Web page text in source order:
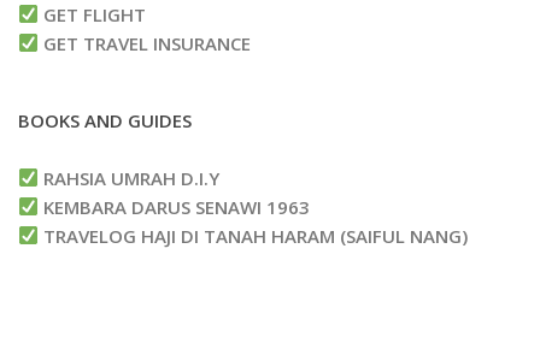
GET FLIGHT
GET TRAVEL INSURANCE
BOOKS AND GUIDES
RAHSIA UMRAH D.I.Y
KEMBARA DARUS SENAWI 1963
TRAVELOG HAJI DI TANAH HARAM (SAIFUL NANG)